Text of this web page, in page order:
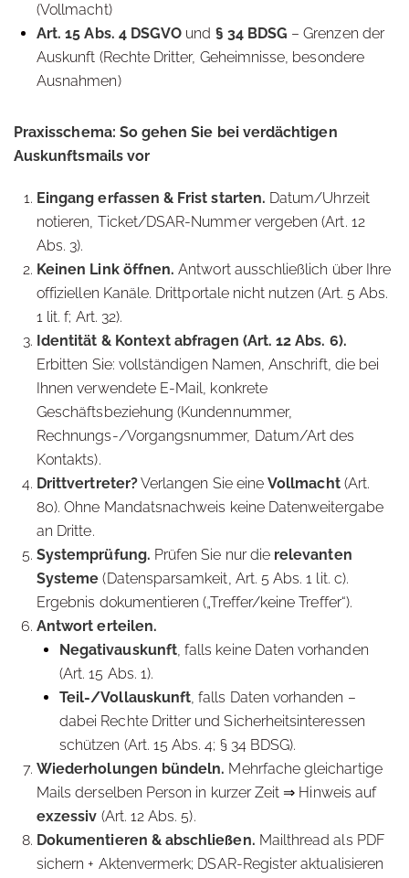
(Vollmacht)
Art. 15 Abs. 4 DSGVO und § 34 BDSG – Grenzen der
Auskunft (Rechte Dritter, Geheimnisse, besondere
Ausnahmen)
Praxisschema: So gehen Sie bei verdächtigen
Auskunftsmails vor
Eingang erfassen & Frist starten. Datum/Uhrzeit
notieren, Ticket/DSAR-Nummer vergeben (Art. 12
Abs. 3).
Keinen Link öffnen. Antwort ausschließlich über Ihre
offiziellen Kanäle. Drittportale nicht nutzen (Art. 5 Abs.
1 lit. f; Art. 32).
Identität & Kontext abfragen (Art. 12 Abs. 6).
Erbitten Sie: vollständigen Namen, Anschrift, die bei
Ihnen verwendete E-Mail, konkrete
Geschäftsbeziehung (Kundennummer,
Rechnungs-/Vorgangsnummer, Datum/Art des
Kontakts).
Drittvertreter?Verlangen Sie eineVollmacht(Art.
80). Ohne Mandatsnachweis keine Datenweitergabe
an Dritte.
Systemprüfung. Prüfen Sie nur die relevanten
Systeme (Datensparsamkeit, Art. 5 Abs. 1 lit. c).
Ergebnis dokumentieren („Treffer/keine Treffer“).
Antwort erteilen.
Negativauskunft, falls keine Daten vorhanden
(Art. 15 Abs. 1).
Teil-/Vollauskunft, falls Daten vorhanden –
dabei Rechte Dritter und Sicherheitsinteressen
schützen (Art. 15 Abs. 4; § 34 BDSG).
Wiederholungen bündeln. Mehrfache gleichartige
Mails derselben Person in kurzer Zeit ⇒ Hinweis auf
exzessiv (Art. 12 Abs. 5).
Dokumentieren & abschließen. Mailthread als PDF
sichern + Aktenvermerk; DSAR-Register aktualisieren